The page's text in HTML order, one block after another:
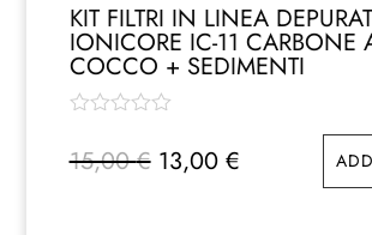
KIT FILTRI IN LINEA
IONICORE IC-11 CARBONE
COCCO + SEDIMENTI
15,00€ Il
13,00 €Il